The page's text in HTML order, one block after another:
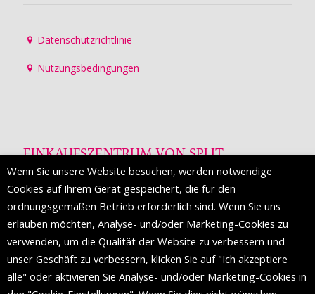
Datenschutzrichtlinie
Nutzungsbedingungen
EINKAUFSZENTRUM VON SPLIT
Die Mall of Split
ist ein prestigeträchtiges Einkaufsziel mit
etwa 200 Einzelhandelsmarken und einer Reihe von
Weltmodemarken, die zum ersten Mal in Split erscheinen.
FOLGEN SIE UNS
Wenn Sie unsere Website besuchen, werden notwendige
Cookies auf Ihrem Gerät gespeichert, die für den
ordnungsgemäßen Betrieb erforderlich sind. Wenn Sie uns
erlauben möchten, Analyse- und/oder Marketing-Cookies zu
verwenden, um die Qualität der Website zu verbessern und
unser Geschäft zu verbessern, klicken Sie auf "Ich akzeptiere
alle" oder aktivieren Sie Analyse- und/oder Marketing-Cookies in